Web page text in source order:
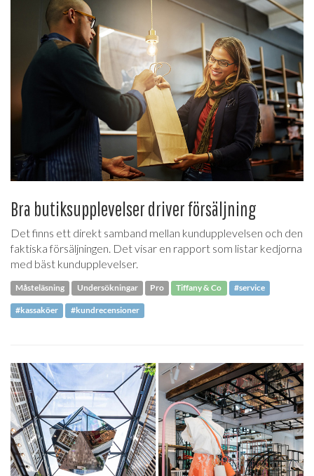
Bra butiksupplevelser driver försäljning
Det finns ett direkt samband mellan kundupplevelsen och den
faktiska försäljningen. Det visar en rapport som listar kedjorna
med bäst kundupplevelser.
Måsteläsning Undersökningar Pro Tiffany & Co #service
#kassaköer #kundrecensioner